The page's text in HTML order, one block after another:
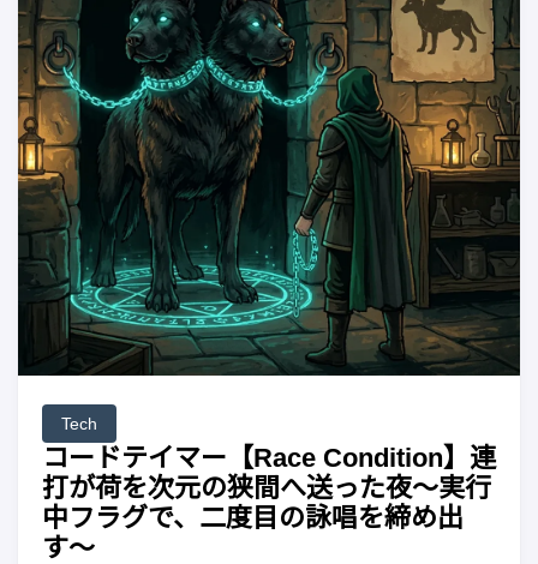
Tech
コードテイマー【Race Condition】連
打が荷を次元の狭間へ送った夜〜実行
中フラグで、二度目の詠唱を締め出
す〜